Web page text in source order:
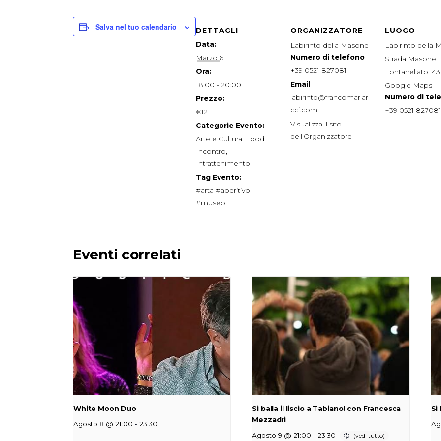
Salva nel tuo calendario
DETTAGLI
Data:
Marzo 6
Ora:
18:00 - 20:00
Prezzo:
€12
Categorie Evento:
Arte e Cultura, Food,
Incontro,
Intrattenimento
Tag Evento:
#arta #aperitivo
#museo
ORGANIZZATORE
Labirinto della Masone
Numero di telefono
+39 0521 827081
Email
labirinto@francomariari
cci.com
Visualizza il sito
dell'Organizzatore
LUOGO
Labirinto della
Strada Masone,
Fontanellato,
Google Maps
Numero di
+39 0521 827081
Eventi correlati
White Moon Duo
Agosto 8 @ 21:00 - 23:30
Si balla il liscio a Tabiano! con Francesca
Mezzadri
Agosto 9 @ 21:00 - 23:30
Si